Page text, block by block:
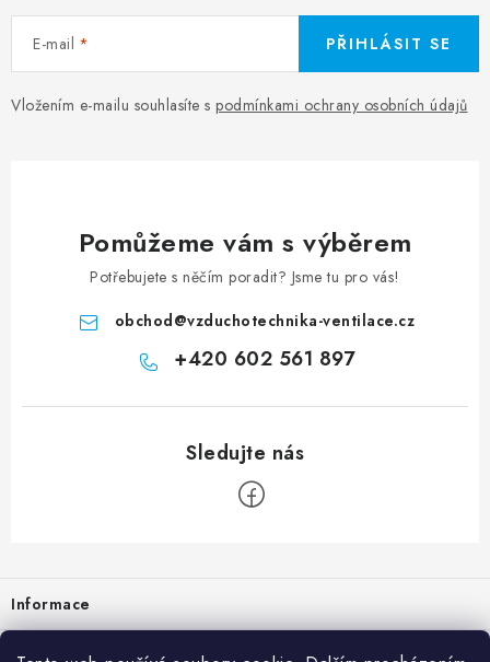
E-mail
Vložením e-mailu souhlasíte s podmínkami ochrany osobních údajů
PŘIHLÁSIT SE
Pomůžeme vám s výběrem
Potřebujete s něčím poradit? Jsme tu pro vás!
obchod@vzduchotechnika-ventilace.cz
+420 602 561 897
Informace
Prodejna